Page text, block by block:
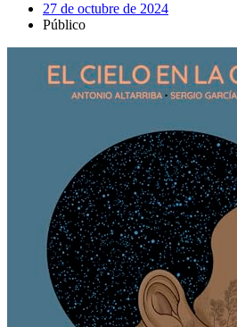
27 de octubre de 2024
Público